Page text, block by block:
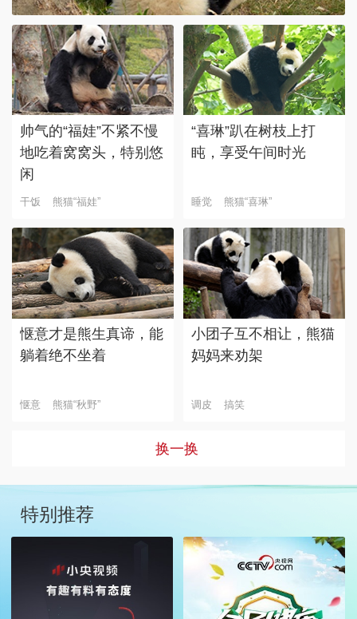
帅气的“福娃”不紧不慢
地吃着窝窝头，特别悠
闲
干饭 熊猫“福娃”
“喜琳”趴在树枝上打
盹，享受午间时光
睡觉 熊猫“喜琳”
惬意才是熊生真谛，能
躺着绝不坐着
惬意 熊猫“秋野”
小团子互不相让，熊猫
妈妈来劝架
调皮 搞笑
换一换
特别推荐